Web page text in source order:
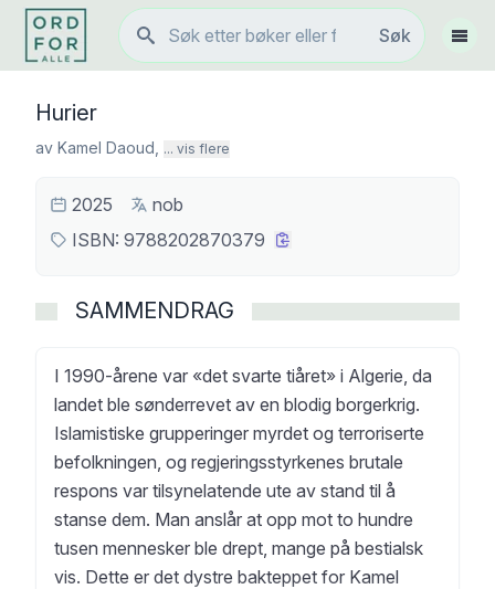
Søk
Søk
Vis
Hurier
av Kamel Daoud ... vis flere
2025
nob
ISBN: 9788202870379
SAMMENDRAG
I 1990-årene var «det svarte tiåret» i Algerie, da
landet ble sønderrevet av en blodig borgerkrig.
Islamistiske grupperinger myrdet og terroriserte
befolkningen, og regjeringsstyrkenes brutale
respons var tilsynelatende ute av stand til å
stanse dem. Man anslår at opp mot to hundre
tusen mennesker ble drept, mange på bestialsk
vis. Dette er det dystre bakteppet for Kamel